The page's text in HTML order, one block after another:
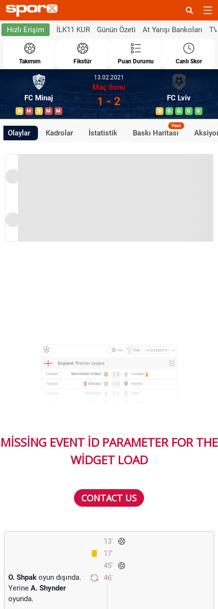
Hızlı Erişim İLK11 KUR Günün Özeti At Yarışı Bankoları
Takımım Fikstür Puan Durumu Canlı Skor
FC Minaj
B M B M M
13.02.2021
Maç Sonu
1 - 2 FC Lviv
B G G G G
Olaylar Kadrolar İstatistik Baskı Haritası
Yeni
MISSING EVENT ID PARAMETER FOR THE
WIDGET LOAD
CONTACT US
13'
17'
45'
46'
O. Shpak oyun dışında.
Yerine A. Shynder
oyunda.